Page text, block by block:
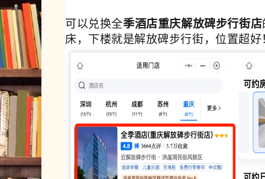
可 以兑换全季酒店重庆解放碑步行街店
床，下楼就是解放碑步行街，位置超好